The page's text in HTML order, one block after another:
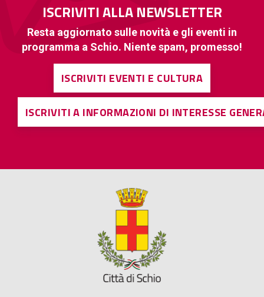
ISCRIVITI ALLA NEWSLETTER
Resta aggiornato sulle novità e gli eventi in
programma a Schio. Niente spam, promesso!
ISCRIVITI EVENTI E CULTURA
ISCRIVITI A INFORMAZIONI DI INTERESSE